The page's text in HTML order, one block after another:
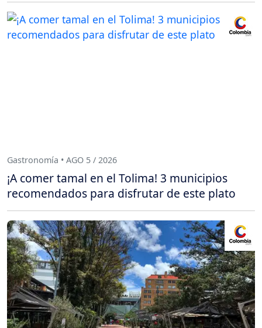
Gastronomía • AGO 5 / 2026
¡A comer tamal en el Tolima! 3 municipios
recomendados para disfrutar de este plato